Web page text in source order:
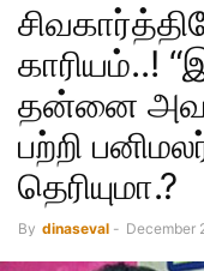
காரியம்..!
தன்னை
பற்றி
தெரியுமா.?
By dinaseval - December